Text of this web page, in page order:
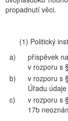
propadnutí věci.
(1) Politický
a)
příspěvek
v rozporu s
b)
v rozporu s
Úřadu
c)
v rozporu s
17b